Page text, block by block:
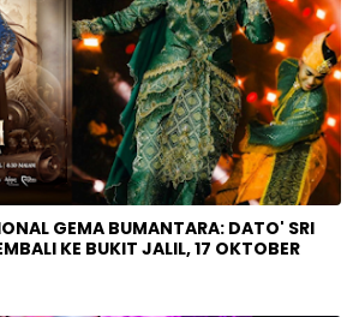
GEMA BUMANTARA: DATO' SRI
KE BUKIT JALIL, 17 OKTOBER